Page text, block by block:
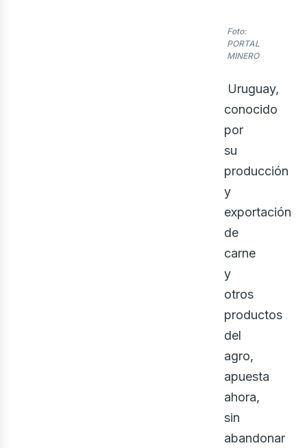
Foto:
PORTAL
MINERO
Uruguay,
conocido
por
su
producción
y
exportación
de
carne
y
otros
productos
del
agro,
apuesta
ahora,
sin
abandonar